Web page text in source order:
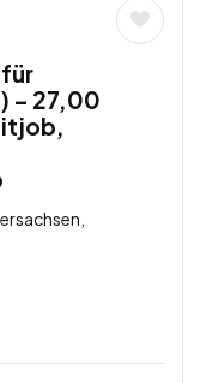
– 27,00